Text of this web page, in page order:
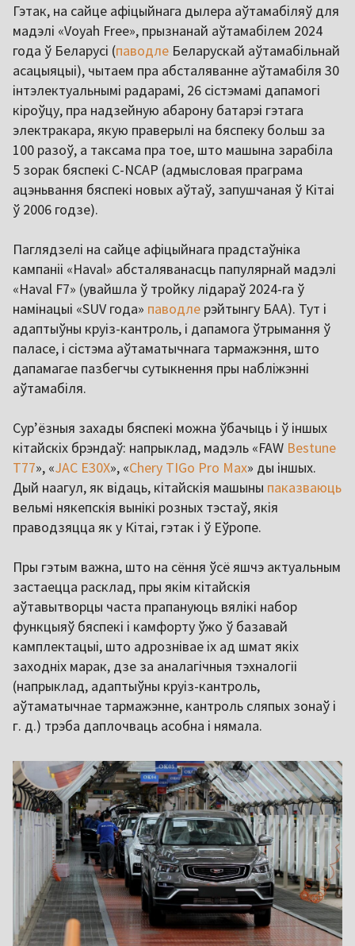
Гэтак, на сайце афіцыйнага дылера аўтамабіляў для
мадэлі «Voyah Free», прызнанай аўтамабілем 2024
года ў Беларусі (паводле Беларускай аўтамабільнай
асацыяцыі), чытаем пра абсталяванне аўтамабіля 30
інтэлектуальнымі радарамі, 26 сістэмамі дапамогі
кіроўцу, пра надзейную абарону батарэі гэтага
электракара, якую праверылі на бяспеку больш за
100 разоў, а таксама пра тое, што машына зарабіла
5 зорак бяспекі C-NCAP (адмысловая праграма
ацэньвання бяспекі новых аўтаў, запушчаная ў Кітаі
ў 2006 годзе).
Паглядзелі на сайце афіцыйнага прадстаўніка
кампаніі «Haval» абсталяванасць папулярнай мадэлі
«Haval F7» (увайшла ў тройку лідараў 2024-га ў
намінацыі «SUV года» паводле рэйтынгу БАА). Тут і
адаптыўны круіз-кантроль, і дапамога ўтрымання ў
паласе, і сістэма аўтаматычнага тармажэння, што
дапамагае пазбегчы сутыкнення пры набліжэнні
аўтамабіля.
Сур’ёзныя захады бяспекі можна ўбачыць і ў іншых
кітайскіх брэндаў: напрыклад, мадэль «FAW Bestune
T77», «JAC E30X», «Chery TIGo Pro Max» ды іншых.
Дый наагул, як відаць, кітайскія машыны паказваюць
вельмі някепскія вынікі розных тэстаў, якія
праводзяцца як у Кітаі, гэтак і ў Еўропе.
Пры гэтым важна, што на сёння ўсё яшчэ актуальным
застаецца расклад, пры якім кітайскія
аўтавытворцы часта прапануюць вялікі набор
функцыяў бяспекі і камфорту ўжо ў базавай
камплектацыі, што адрознівае іх ад шмат якіх
заходніх марак, дзе за аналагічныя тэхналогіі
(напрыклад, адаптыўны круіз-кантроль,
аўтаматычнае тармажэнне, кантроль сляпых зонаў і
г. д.) трэба даплочваць асобна і нямала.